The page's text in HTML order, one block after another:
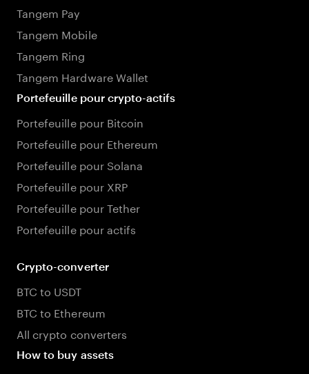
Tangem Pay
Tangem Mobile
Tangem Ring
Tangem Hardware Wallet
Portefeuille pour crypto-actifs
Portefeuille pour Bitcoin
Portefeuille pour Ethereum
Portefeuille pour Solana
Portefeuille pour XRP
Portefeuille pour Tether
Portefeuille pour actifs
Crypto-converter
BTC to USDT
BTC to Ethereum
All crypto converters
How to buy assets